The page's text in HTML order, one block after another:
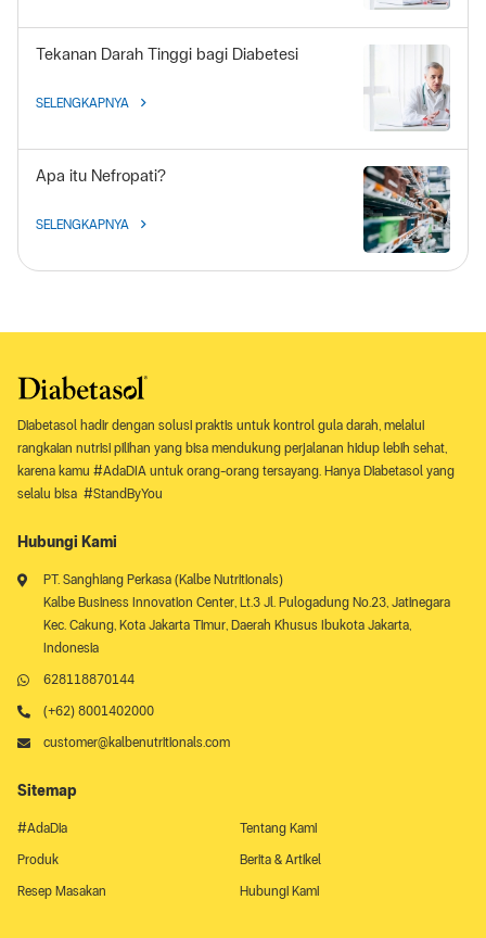
Tekanan Darah Tinggi bagi Diabetesi
SELENGKAPNYA
Apa itu Nefropati?
SELENGKAPNYA
Diabetasol hadir dengan solusi praktis untuk kontrol gula darah, melalui
rangkaian nutrisi pilihan yang bisa mendukung perjalanan hidup lebih sehat,
karena kamu #AdaDIA untuk orang-orang tersayang. Hanya Diabetasol yang
selalu bisa #StandByYou
Hubungi Kami
PT. Sanghiang Perkasa (Kalbe Nutritionals)
Kalbe Business Innovation Center, Lt.3 Jl. Pulogadung No.23, Jatinegara
Kec. Cakung, Kota Jakarta Timur, Daerah Khusus Ibukota Jakarta,
Indonesia
628118870144
(+62) 8001402000
customer@kalbenutritionals.com
Sitemap
#AdaDia Tentang Kami
Produk Berita & Artikel
Resep Masakan Hubungi Kami